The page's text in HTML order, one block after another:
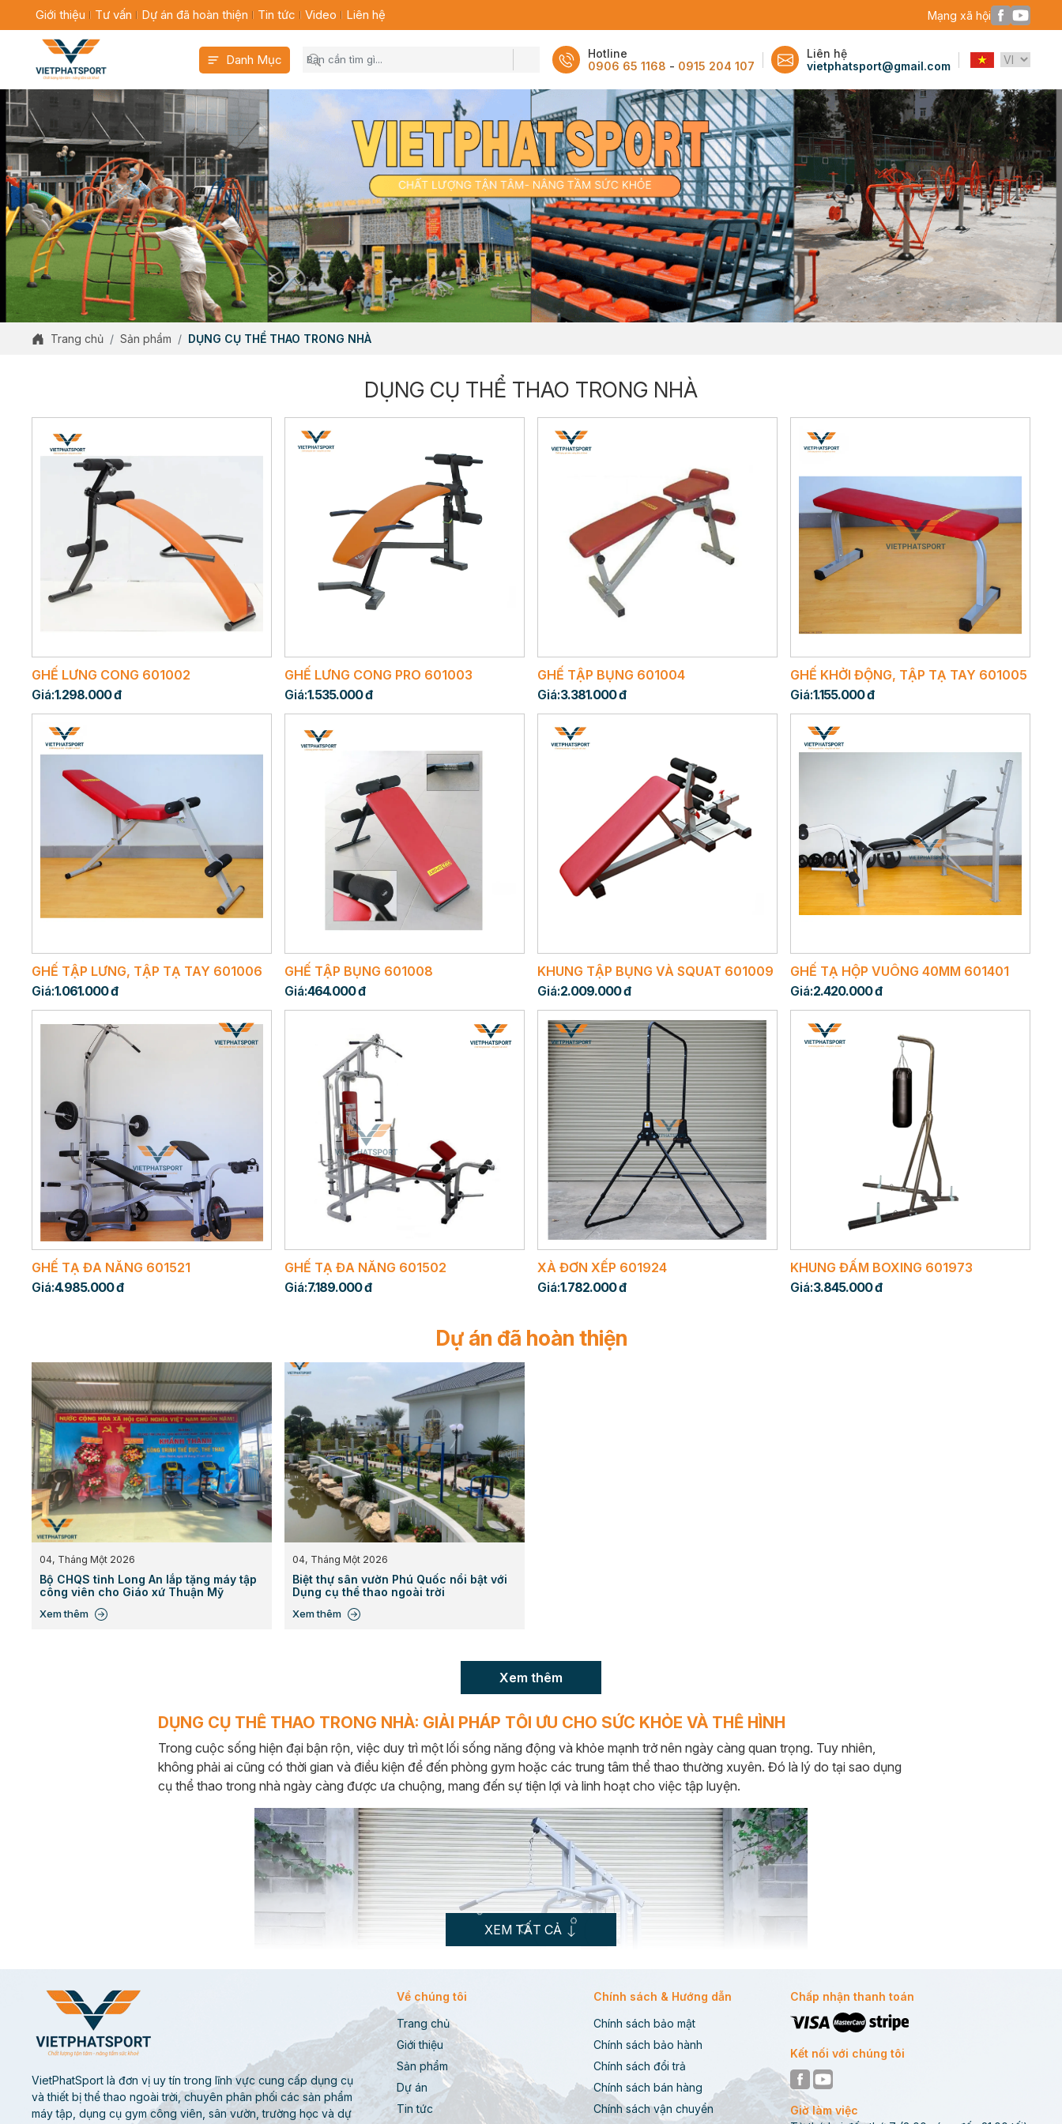
Giới thiệu Tư vấn Dự án đã hoàn thiện Tin tức Video Liên hệ Mạng xã hội
Danh Mục
Hotline
0906 65 1168 - 0915 204 107
Liên hệ
vietphatsport@gmail.com
Trang chủ Sản phẩm DỤNG CỤ THỂ THAO TRONG NHÀ
DỤNG CỤ THỂ THAO TRONG NHÀ
GHẾ LƯNG CONG 601002
Giá:1.298.000 đ
GHẾ LƯNG CONG PRO 601003
Giá:1.535.000 đ
GHẾ TẬP BỤNG 601004
Giá:3.381.000 đ
GHẾ KHỞI ĐỘNG, TẬP TẠ TAY 601005
Giá:1.155.000 đ
GHẾ TẬP LƯNG, TẬP TẠ TAY 601006
Giá:1.061.000 đ
GHẾ TẬP BỤNG 601008
Giá:464.000 đ
KHUNG TẬP BỤNG VÀ SQUAT 601009
Giá:2.009.000 đ
GHẾ TẠ HỘP VUÔNG 40MM 601401
Giá:2.420.000 đ
GHẾ TẠ ĐA NĂNG 601521
Giá:4.985.000 đ
GHẾ TẠ ĐA NĂNG 601502
Giá:7.189.000 đ
XÀ ĐƠN XẾP 601924
Giá:1.782.000 đ
KHUNG ĐẤM BOXING 601973
Giá:3.845.000 đ
Dự án đã hoàn thiện
04, Tháng Một 2026
Bộ CHQS tỉnh Long An lắp tặng máy tập
công viên cho Giáo xứ Thuận Mỹ
Xem thêm
04, Tháng Một 2026
Biệt thự sân vườn Phú Quốc nổi bật với
Dụng cụ thể thao ngoài trời
Xem thêm
Xem thêm
DỤNG CỤ THỂ THAO TRONG NHÀ: GIẢI PHÁP TỐI ƯU CHO SỨC KHỎE VÀ THỂ HÌNH
Trong cuộc sống hiện đại bận rộn, việc duy trì một lối sống năng động và khỏe mạnh trở nên ngày càng quan trọng. Tuy nhiên,
không phải ai cũng có thời gian và điều kiện để đến phòng gym hoặc các trung tâm thể thao thường xuyên. Đó là lý do tại sao dụng
cụ thể thao trong nhà ngày càng được ưa chuộng, mang đến sự tiện lợi và linh hoạt cho việc tập luyện.
XEM TẤT CẢ
VietPhatSport là đơn vị uy tín trong lĩnh vực cung cấp dụng cụ
và thiết bị thể thao ngoài trời, chuyên phân phối các sản phẩm
máy tập, dụng cụ gym công viên, sân vườn, trường học và dự
Về chúng tôi
Trang chủ
Giới thiệu
Sản phẩm
Dự án
Tin tức
Chính sách & Hướng dẫn
Chính sách bảo mật
Chính sách bảo hành
Chính sách đổi trả
Chính sách bán hàng
Chính sách vận chuyển
Chấp nhận thanh toán
Kết nối với chúng tôi
Giờ làm việc